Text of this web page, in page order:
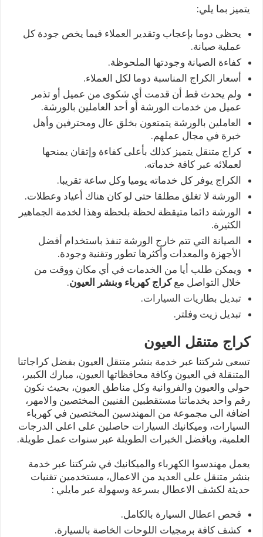
يتميز بما يلي:
يحظى دوما بإعجاب وتقدير العملاء فيما يخص جودة كل
عملية صيانة.
كفاءة الصيانة وجودتها الملحوظة.
أسعار الكراج المناسبة دوما لكل العملاء.
ولم يحدث قط أن قدمت أي شكوى من عميل أو تذمر
عميل من خدمات الورشة أو أحد العاملين بالورشة.
العاملين بالورشة يتمتعون بخلق عال ومحترفين وأهل
خبرة في مجال عملهم.
كراج متنقل يتميز كذلك بأعلى كفاءة وإتقان يمنحها
لعملائه عبر كافة خدماته.
الكراج يوفر كل خدماته يوميا وكل ساعة تقريبا.
الورشة لا تغلق مطلقا حتى لو كان هناك أعياد وعطلات.
الورشة دائما متيقظة لحظة بلحظة وهذا لخدمة الجماهير
الكثيرة.
الصيانة التي تتم خارج الورشة تنفذ باستخدام أفضل
الأجهزة والمعدات وأكثرها تطور وتقنية وجودة.
ويمكن طلب أيا من الخدمات في أي مكان ووقت من
خلال التواصل معكراج كهرباء وبنشر العيون.
تبديل بطاريات السيارات.
تبديل زيت وفلتر.
كراج متنقل العيون
تسعى شركتنا عبر خدمة بنشر متنقل العيون بفضل كراجاتنا
المتنقلة في العيون وكافة محافظاتها العيون، مبارك الكبير،
حولي والعيون والفروانية وكل مناطق العيون، بحيث نكون
رقم واحد بخدماتنا مستقطبين الفنيين المختصين والامهر،
اضافة الى مجموعة من المهندسين المختصين في كهرباء
السيارات، وميكانيك السيارات حاصلين على اعلى الدرجات
العلمية، وبافضل الخبرات الطويلة عبر سنوات عمل طويلة.
يعمل مهندسوا الكهرباء والميكانيك في شركتنا عبر خدمة
بنشر متنقل على العديد من الاعمال، مستخدمين تقنيات
حديثة لكشف الاعطال بسرعة وسهولة عبر مايلي :
فحص اعطال السيارة بالكامل.
كشف كافة برمجيات اللوحات الخاصة بالسيارة.